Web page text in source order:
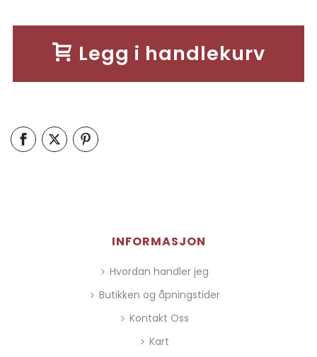
Legg i handlekurv
INFORMASJON
Hvordan handler jeg
Butikken og åpningstider
Kontakt Oss
Kart